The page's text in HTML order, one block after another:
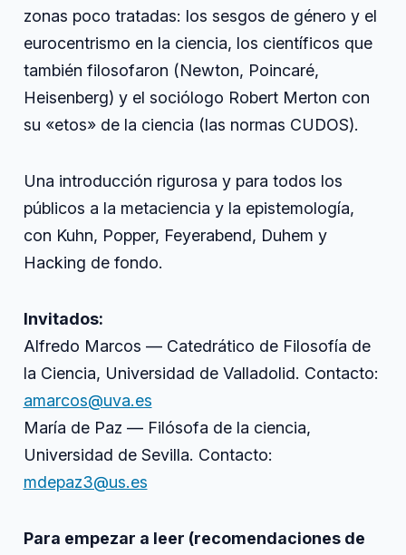
zonas poco tratadas: los sesgos de género y el
eurocentrismo en la ciencia, los científicos que
también filosofaron (Newton, Poincaré,
Heisenberg) y el sociólogo Robert Merton con
su «etos» de la ciencia (las normas CUDOS).
Una introducción rigurosa y para todos los
públicos a la metaciencia y la epistemología,
con Kuhn, Popper, Feyerabend, Duhem y
Hacking de fondo.
Invitados:
Alfredo Marcos — Catedrático de Filosofía de
la Ciencia, Universidad de Valladolid. Contacto:
amarcos@uva.es
María de Paz — Filósofa de la ciencia,
Universidad de Sevilla. Contacto:
mdepaz3@us.es
Para empezar a leer (recomendaciones de